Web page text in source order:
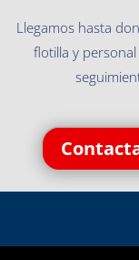
Llegamos hasta
flotilla y